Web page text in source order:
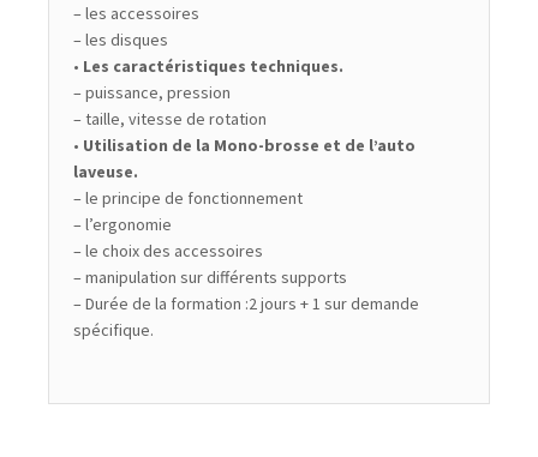
– les accessoires
– les disques
• Les caractéristiques techniques.
– puissance, pression
– taille, vitesse de rotation
• Utilisation de la Mono-brosse et de l’auto
laveuse.
– le principe de fonctionnement
– l’ergonomie
– le choix des accessoires
– manipulation sur différents supports
– Durée de la formation :2 jours + 1 sur demande
spécifique.